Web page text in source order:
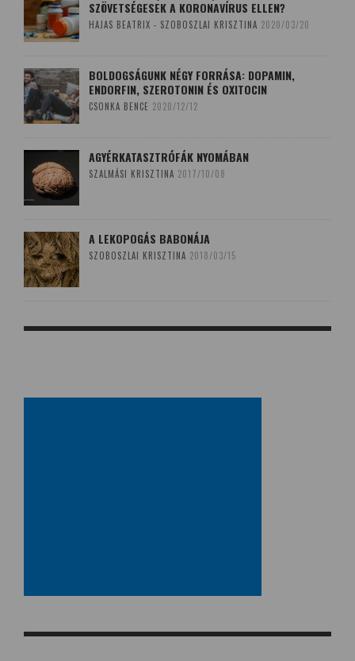
SZÖVETSÉGESEK A KORONAVÍRUS ELLEN?
HAJAS BEATRIX - SZOBOSZLAI KRISZTINA 2020/03/20
BOLDOGSÁGUNK NÉGY FORRÁSA: DOPAMIN,
ENDORFIN, SZEROTONIN ÉS OXITOCIN
CSONKA BENCE 2020/12/12
AGYÉRKATASZTRÓFÁK NYOMÁBAN
SZALMÁSI KRISZTINA 2017/10/08
A LEKOPOGÁS BABONÁJA
SZOBOSZLAI KRISZTINA 2018/03/15